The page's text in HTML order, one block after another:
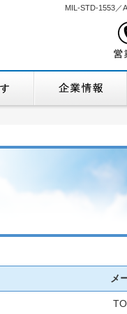
MIL-STD-1553／
メ